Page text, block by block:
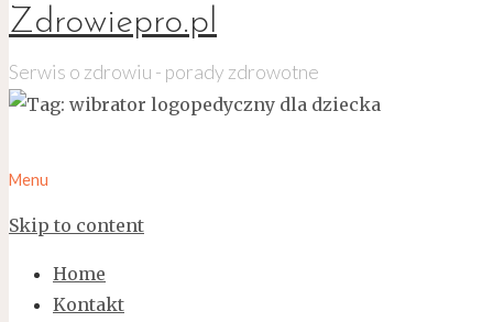
Zdrowiepro.pl
Serwis o zdrowiu - porady zdrowotne
Menu
Skip to content
Home
Kontakt